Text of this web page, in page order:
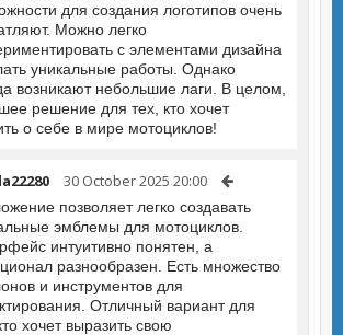
для создания логотипов очень
Можно легко
с элементами дизайна
уникальные работы. Однако
возникают небольшие лаги. В целом,
решение для тех, кто хочет
о себе в мире мотоциклов!
30 October 2025 20:00
позволяет легко создавать
эмблемы для мотоциклов.
интуитивно понятен, а
разнообразен. Есть множество
и инструментов для
Отличный вариант для
хочет выразить свою